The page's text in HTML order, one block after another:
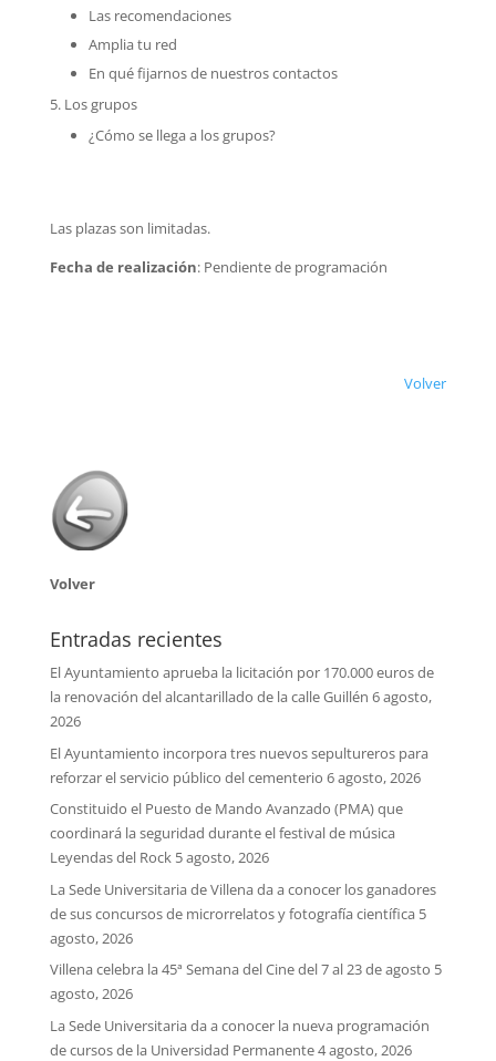
Las recomendaciones
Amplia tu red
En qué fijarnos de nuestros contactos
Los grupos
¿Cómo se llega a los grupos?
Las plazas son limitadas.
Fecha de realización: Pendiente de programación
Volver
Volver
Entradas recientes
El Ayuntamiento aprueba la licitación por 170.000 euros de
la renovación del alcantarillado de la calle Guillén 6 agosto,
2026
El Ayuntamiento incorpora tres nuevos sepultureros para
reforzar el servicio público del cementerio 6 agosto, 2026
Constituido el Puesto de Mando Avanzado (PMA) que
coordinará la seguridad durante el festival de música
Leyendas del Rock 5 agosto, 2026
La Sede Universitaria de Villena da a conocer los ganadores
de sus concursos de microrrelatos y fotografía científica 5
agosto, 2026
Villena celebra la 45ª Semana del Cine del 7 al 23 de agosto 5
agosto, 2026
La Sede Universitaria da a conocer la nueva programación
de cursos de la Universidad Permanente4 agosto, 2026